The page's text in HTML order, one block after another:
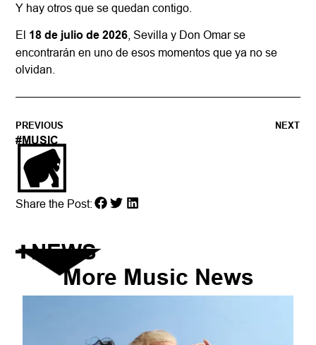
Y hay otros que se quedan contigo.
El 18 de julio de 2026 , Sevilla y Don Omar se
encontrarán en uno de esos momentos que ya no se
olvidan.
PREVIOUS NEXT
#MUSIC
Share the Post:
NEWS
More Music News